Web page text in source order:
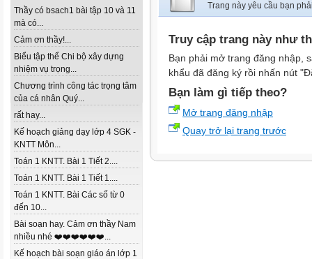
Thầy có bsach1 bài tập 10 và 11
mà có...
Cảm ơn thầy!...
Biểu tập thể Chi bộ xây dựng
nhiệm vụ trọng...
Chương trình công tác trọng tâm
của cá nhân Quý...
rất hay...
Kế hoạch giảng dạy lớp 4 SGK -
KNTT Môn...
Toán 1 KNTT. Bài 1 Tiết 2....
Toán 1 KNTT. Bài 1 Tiết 1....
Toán 1 KNTT. Bài Các số từ 0
đến 10...
Bài soạn hay. Cảm ơn thầy Nam
nhiều nhé ❤️❤️❤️❤️❤️❤️...
Kế hoạch bài soạn giáo án lớp 1
Trang này yêu cầu bạn
Truy cập trang này như
Bạn phải mở trang đăng nhập,
khẩu đã đăng ký rồi nhấn nút
Bạn làm gì tiếp theo?
Mở trang đăng nhập
Quay trở lại trang trước